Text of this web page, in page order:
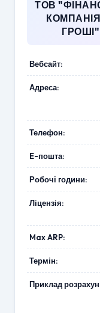
ТОВ
ГРОШІ"
Вебсайт:
Адреса:
Телефон:
E-пошта:
Робочі години:
Ліцензія:
Max ARP:
Термін:
Приклад